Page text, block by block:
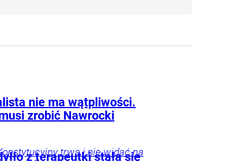
nie ma wątpliwości.
zrobić Nawrocki
trwa i nie widać na
z terapeutki stała się